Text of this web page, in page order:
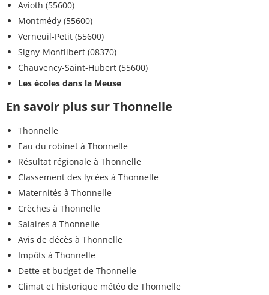
Avioth (55600)
Montmédy (55600)
Verneuil-Petit (55600)
Signy-Montlibert (08370)
Chauvency-Saint-Hubert (55600)
Les écoles dans la Meuse
En savoir plus sur Thonnelle
Thonnelle
Eau du robinet à Thonnelle
Résultat régionale à Thonnelle
Classement des lycées à Thonnelle
Maternités à Thonnelle
Crèches à Thonnelle
Salaires à Thonnelle
Avis de décès à Thonnelle
Impôts à Thonnelle
Dette et budget de Thonnelle
Climat et historique météo de Thonnelle